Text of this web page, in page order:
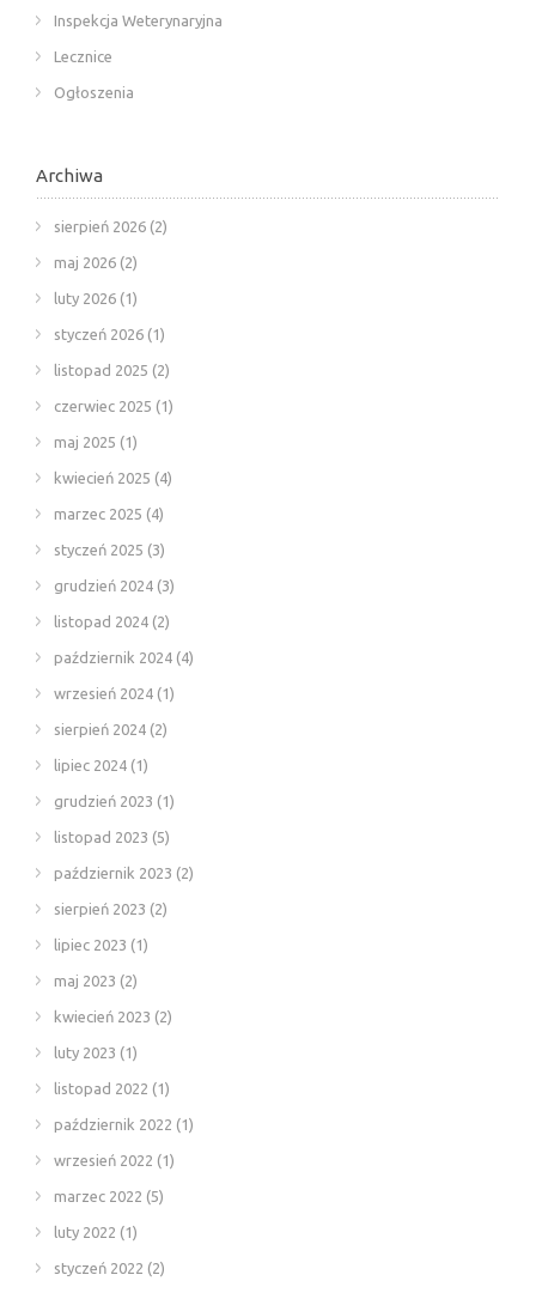
Inspekcja Weterynaryjna
Lecznice
Ogłoszenia
Archiwa
sierpień 2026 (2)
maj 2026 (2)
luty 2026 (1)
styczeń 2026 (1)
listopad 2025 (2)
czerwiec 2025 (1)
maj 2025 (1)
kwiecień 2025 (4)
marzec 2025 (4)
styczeń 2025 (3)
grudzień 2024 (3)
listopad 2024 (2)
październik 2024 (4)
wrzesień 2024 (1)
sierpień 2024 (2)
lipiec 2024 (1)
grudzień 2023 (1)
listopad 2023 (5)
październik 2023 (2)
sierpień 2023 (2)
lipiec 2023 (1)
maj 2023 (2)
kwiecień 2023 (2)
luty 2023 (1)
listopad 2022 (1)
październik 2022 (1)
wrzesień 2022 (1)
marzec 2022 (5)
luty 2022 (1)
styczeń 2022 (2)